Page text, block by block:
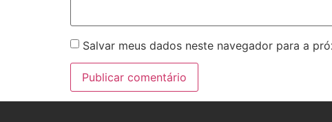
Salvar meus dados neste navegador para a